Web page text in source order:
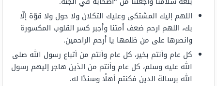
اللهم إليك المشتكى وعليك التكلان ولا حول ولا قوّة إلّا
بك، اللهم ارحم ضعف أمتنا وأجبر كسر القلوب المكسورة
وانصرها على من ظلمها يا أرحم الراحمين.
كل عام وأنتم بخير، كل عام وأنتم من أتباع رسول الله صلى
الله عليه وسلم، كل عام وأنتم من الذين هاجر إليهم رسول
الله برسالة الدين فكنتم أهلًا وسندًا له.